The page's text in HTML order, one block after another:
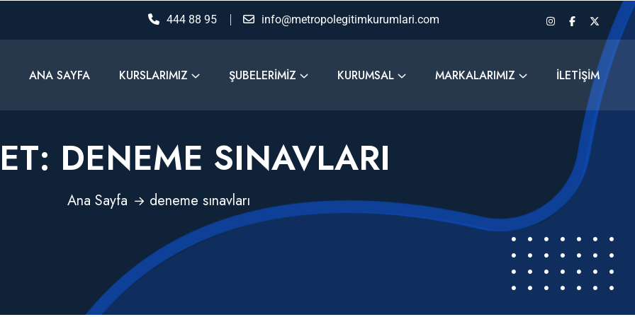
444 88 95 info@metropolegitimkurumlari.com
ANA SAYFA KURSLARIMIZ ŞUBELERIMIZ KURUMSAL MARKALARIMIZ İLETIŞIM
DENEME SINAVLARI
Ana Sayfa deneme sınavları